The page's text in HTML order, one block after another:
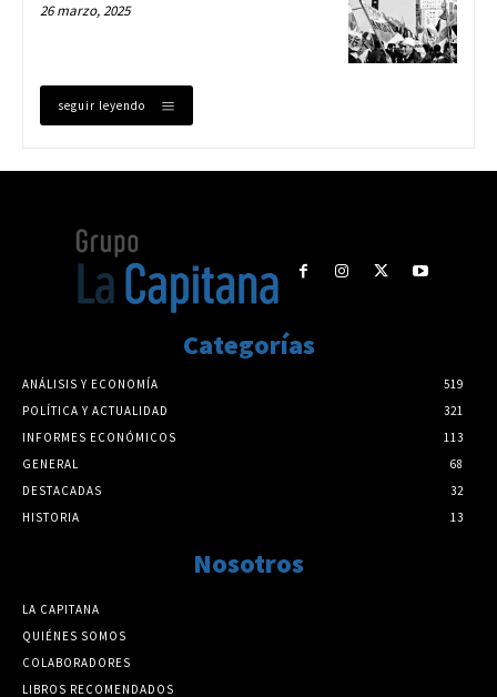
26 marzo, 2025
seguir leyendo
Categorías
ANÁLISIS Y ECONOMÍA
519
POLÍTICA Y ACTUALIDAD
321
INFORMES ECONÓMICOS
113
GENERAL
68
DESTACADAS
32
HISTORIA
13
Nosotros
LA CAPITANA
QUIÉNES SOMOS
COLABORADORES
LIBROS RECOMENDADOS